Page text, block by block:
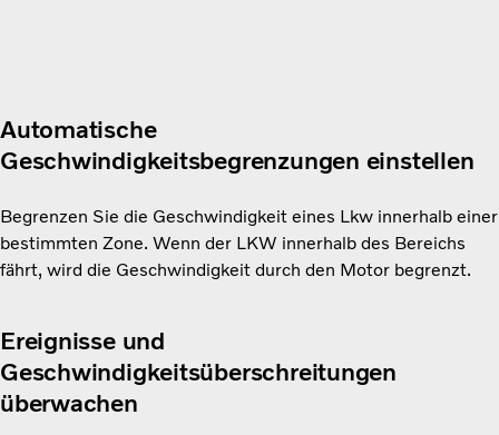
Automatische
Geschwindigkeitsbegrenzungen einstellen
Begrenzen Sie die Geschwindigkeit eines Lkw innerhalb einer
bestimmten Zone. Wenn der LKW innerhalb des Bereichs
fährt, wird die Geschwindigkeit durch den Motor begrenzt.
Ereignisse und
Geschwindigkeitsüberschreitungen
überwachen